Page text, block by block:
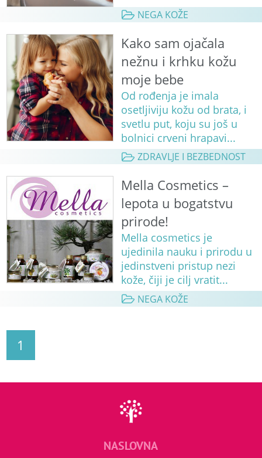
NEGA KOŽE
Kako sam ojačala
nežnu i krhku kožu
moje bebe
Od rođenja je imala
osetljiviju kožu od brata, i
svetlu put, koju su još u
bolnici crveni hrapavi...
ZDRAVLJE I BEZBEDNOST
Mella Cosmetics –
lepota u bogatstvu
prirode!
Mella cosmetics je
ujedinila nauku i prirodu u
jedinstveni pristup nezi
kože, čiji je cilj vratit...
NEGA KOŽE
1
NASLOVNA